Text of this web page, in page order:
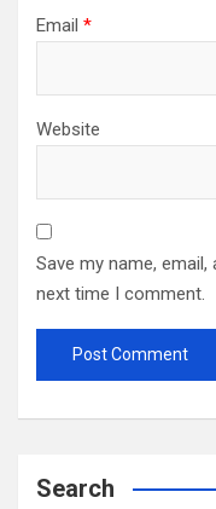
Email *
Website
Save my name,
next time I comment.
Search